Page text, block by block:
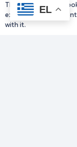
EL
This website uses
experience. If you
with it.